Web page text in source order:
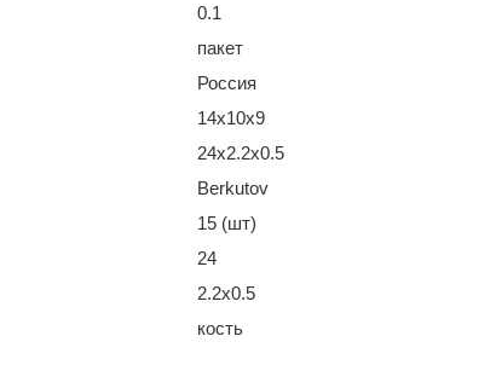
0.1
пакет
Россия
14х10х9
24х2.2х0.5
Berkutov
15 (шт)
24
2.2х0.5
кость